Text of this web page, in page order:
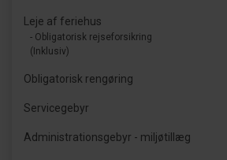
Leje af feriehus
- Obligatorisk rejseforsikring
(Inklusiv)
Obligatorisk rengøring
Servicegebyr
Administrationsgebyr - miljøtillæg